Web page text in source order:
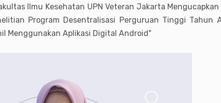
Ilmu Kesehatan UPN Veteran Jakarta
Program Desentralisasi Perguruan Tinggi Tahun
Menggunakan Aplikasi Digital Android"